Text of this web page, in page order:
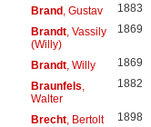
Brand, Gustav 1883
Brandt, Vassily
(Willy)
1869
Brandt, Willy 1869
Braunfels
Walter
1882
Brecht, Bertolt 1898